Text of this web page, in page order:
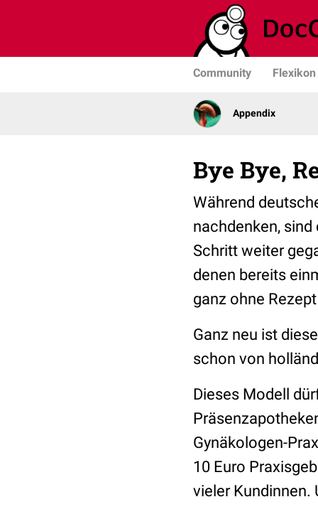
Community Flexikon
Appendix
Bye Bye,
Während
nachdenken,
Schritt weiter
denen bereits
ganz ohne
Ganz neu ist
schon von
Dieses Modell
Gynäkologen-
10 Euro
vieler Kundinnen.